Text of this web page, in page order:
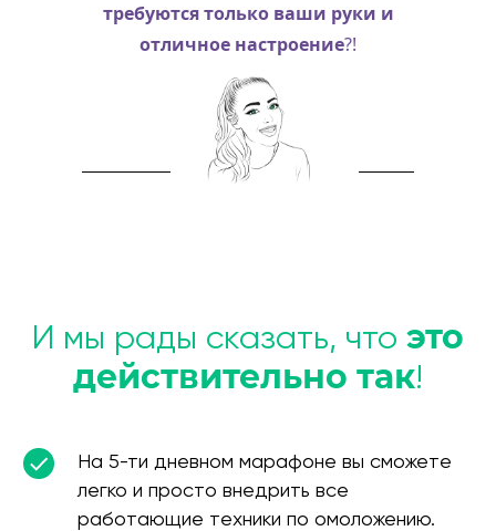
требуются только ваши руки и
отличное настроение?!
И мы рады сказать, что это
действительно так!
На 5-ти дневном марафоне вы сможете
легко и просто внедрить все
работающие техники по омоложению.